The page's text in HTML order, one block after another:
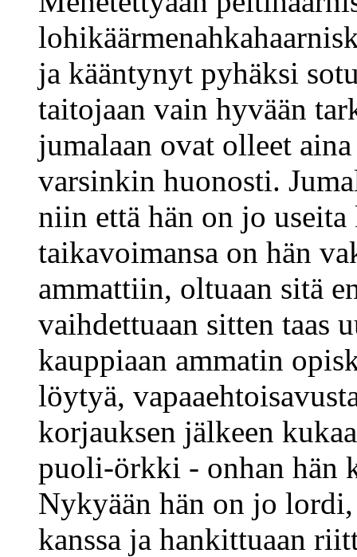
ja kääntynyt pyhäksi
taitojaan vain hyvään
jumalaan ovat olleet
varsinkin huonosti.
niin että hän on jo
taikavoimansa on hän
ammattiin, oltuaan sitä
vaihdettuaan sitten taas
kauppiaan ammatin
löytyä,
korjauksen jälkeen
puoli-örkki - onhan hän
Nykyään hän on jo
kanssa ja hankittuaan